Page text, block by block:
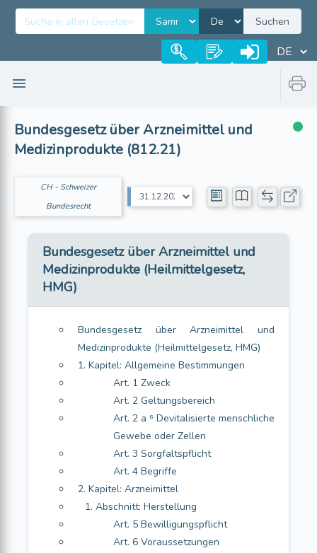
Suchen
Bundesgesetz über Arzneimittel und
Medizinprodukte (812.21)
CH - Schweizer
Bundesrecht
Bundesgesetz über Arzneimittel und
Medizinprodukte (Heilmittelgesetz,
HMG)
Bundesgesetz über Arzneimittel und
Medizinprodukte (Heilmittelgesetz, HMG)
1. Kapitel: Allgemeine Bestimmungen
Art. 1 Zweck
Art. 2 Geltungsbereich
Art. 2 a ⁶ Devitalisierte menschliche
Gewebe oder Zellen
Art. 3 Sorgfaltspflicht
Art. 4 Begriffe
2. Kapitel: Arzneimittel
1. Abschnitt: Herstellung
Art. 5 Bewilligungspflicht
Art. 6 Voraussetzungen